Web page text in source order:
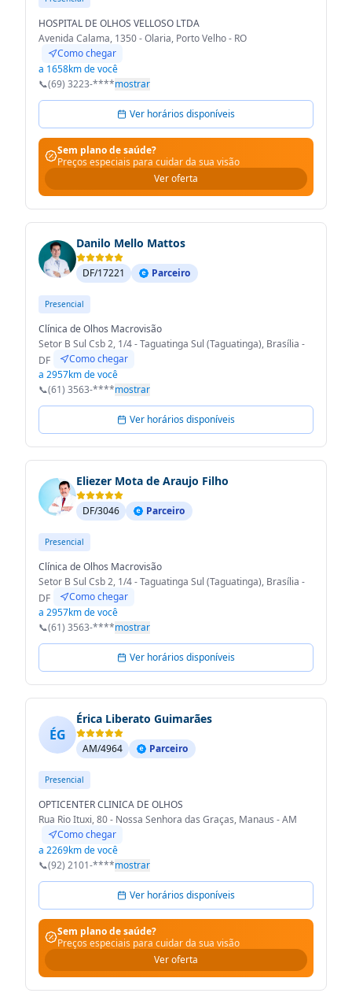
HOSPITAL DE OLHOS VELLOSO LTDA
Avenida Calama, 1350 - Olaria, Porto Velho - RO
Como chegar
a 1658km de você
📞(69) 3223-****mostrar
Ver horários disponíveis
Sem plano de saúde?
Preços especiais para cuidar da sua visão
Ver oferta
Danilo Mello Mattos
DF/17221 Parceiro
Presencial
Clínica de Olhos Macrovisão
Setor B Sul Csb 2, 1/4 - Taguatinga Sul (Taguatinga), Brasília -
DF
Como chegar
a 2957km de você
📞(61) 3563-****mostrar
Ver horários disponíveis
Eliezer Mota de Araujo Filho
DF/3046 Parceiro
Presencial
Clínica de Olhos Macrovisão
Setor B Sul Csb 2, 1/4 - Taguatinga Sul (Taguatinga), Brasília -
DF
Como chegar
a 2957km de você
📞(61) 3563-****mostrar
Ver horários disponíveis
ÉG
Érica Liberato Guimarães
AM/4964 Parceiro
Presencial
OPTICENTER CLINICA DE OLHOS
Rua Rio Ituxi, 80 - Nossa Senhora das Graças, Manaus - AM
Como chegar
a 2269km de você
📞(92) 2101-****mostrar
Ver horários disponíveis
Sem plano de saúde?
Preços especiais para cuidar da sua visão
Ver oferta